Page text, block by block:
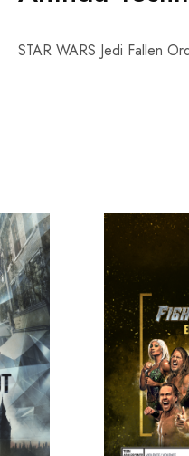
STAR WARS Jedi Fallen